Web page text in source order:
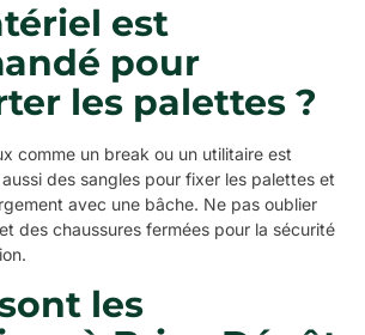
est
pour
les palettes ?
comme un break ou un utilitaire est
des sangles pour fixer les palettes et
avec une bâche. Ne pas oublier
des chaussures fermées pour la sécurité
les